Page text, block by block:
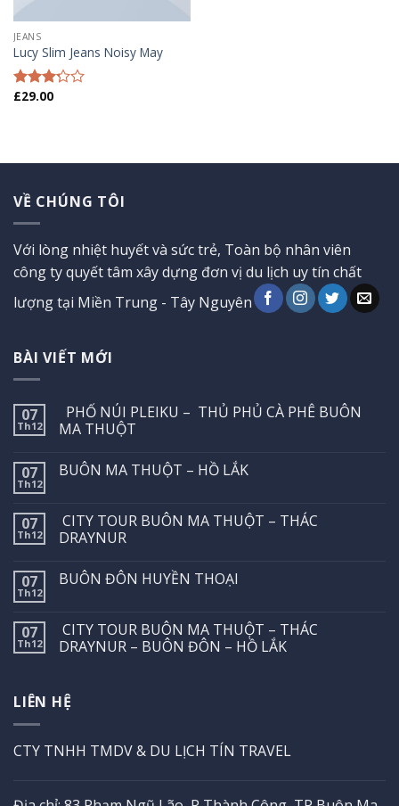
JEANS
Lucy Slim Jeans Noisy May
Được
£29.00
VỀ CHÚNG TÔI
Với lòng nhiệt huyết và sức trẻ, Toàn bộ nhân viên
công ty quyết tâm xây dựng đơn vị du lịch uy tín chất
lượng tại Miền Trung - Tây Nguyên
BÀI VIẾT MỚI
07
Th12
PHỐ NÚI PLEIKU – THỦ PHỦ CÀ PHÊ BUÔN
MA THUỘT
07
Th12
BUÔN MA THUỘT – HỒ LẮK
07
Th12
CITY TOUR BUÔN MA THUỘT – THÁC
DRAYNUR
07
Th12
BUÔN ĐÔN HUYỀN THOẠI
07
Th12
CITY TOUR BUÔN MA THUỘT – THÁC
DRAYNUR – BUÔN ĐÔN – HỒ LẮK
LIÊN HỆ
CTY TNHH TMDV & DU LỊCH TÍN TRAVEL